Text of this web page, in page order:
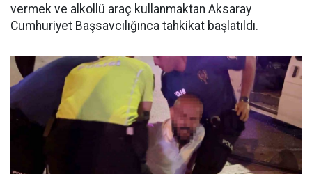
vermek ve alkollü araç kullanmaktan Aksaray
Cumhuriyet Başsavcılığınca tahkikat başlatıldı.